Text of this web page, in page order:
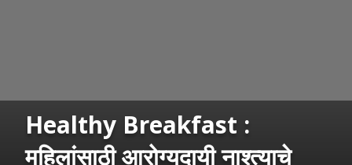
Healthy Breakfast :
महिलांसाठी आरोग्यदायी नाश्त्याचे